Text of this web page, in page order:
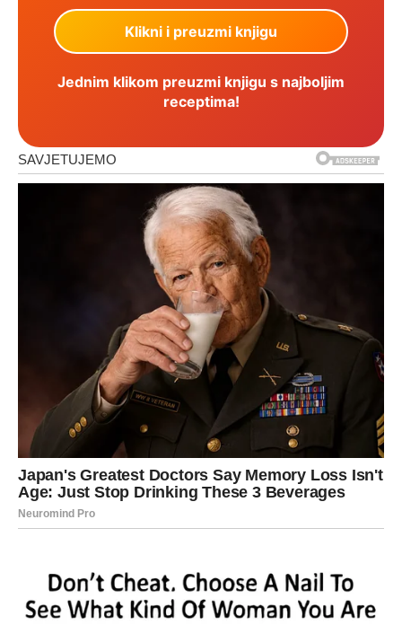
Jednim klikom preuzmi knjigu s najboljim
receptima!